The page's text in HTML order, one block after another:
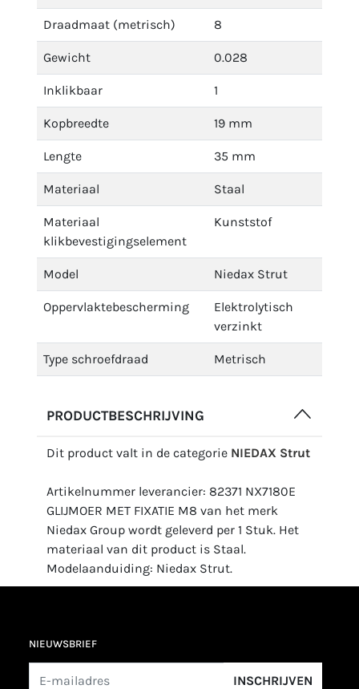
Draadmaat (metrisch) 8
Gewicht 0.028
Inklikbaar 1
Kopbreedte 19 mm
Lengte 35 mm
Materiaal Staal
Materiaal
klikbevestigingselement
Kunststof
Model Niedax Strut
Oppervlaktebescherming
Elektrolytisch
verzinkt
Type schroefdraad Metrisch
PRODUCTBESCHRIJVING
Dit product valt in de categorie NIEDAX Strut
Artikelnummer leverancier: 82371 NX7180E
GLIJMOER MET FIXATIE M8 van het merk
Niedax Group wordt geleverd per 1 Stuk. Het
materiaal van dit product is Staal.
Modelaanduiding: Niedax Strut.
NIEUWSBRIEF
INSCHRIJVEN